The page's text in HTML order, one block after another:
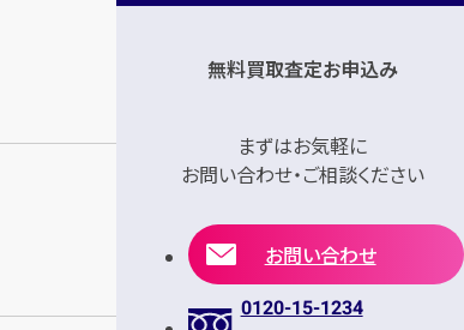
無料買取査定お申込み
まずはお気軽に
お問い合わせ・ご相談ください
お問い合わせ
0120-15-1234